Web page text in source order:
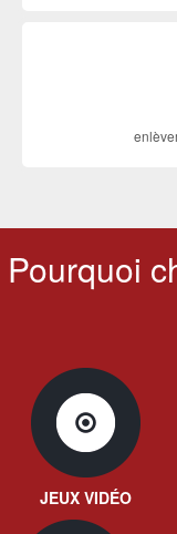
Pourquoi
JEUX VIDÉO